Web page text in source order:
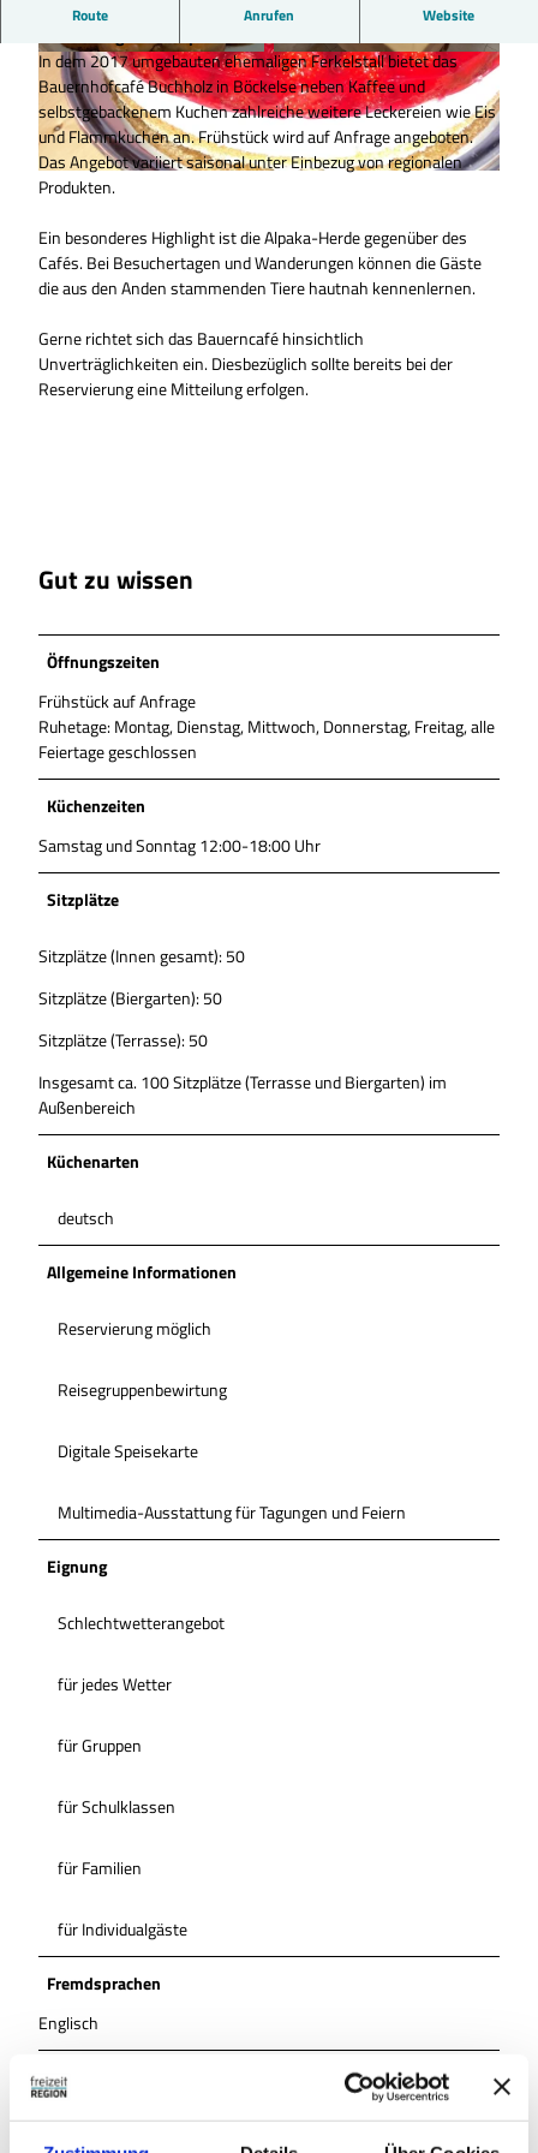
© Bauerncafé Buchholz |
© Bauerncafé Buchholz |CC-BY © Bauerncafé Buchholz |CC0
Route Anrufen Website
Bauerncafé Buchholz - idyllisch gelegenes Café und
In dem 2017 umgebauten ehemaligen Ferkelstall bietet das
Bauernhofcafé Buchholz in Böckelse neben Kaffee und
selbstgebackenem Kuchen zahlreiche weitere Leckereien wie Eis
und Flammkuchen an. Frühstück wird auf Anfrage angeboten.
Das Angebot variiert saisonal unter Einbezug von regionalen
Produkten.
Ein besonderes Highlight ist die Alpaka-Herde gegenüber des
Cafés. Bei Besuchertagen und Wanderungen können die Gäste
die aus den Anden stammenden Tiere hautnah kennenlernen.
Gerne richtet sich das Bauerncafé hinsichtlich
Unverträglichkeiten ein. Diesbezüglich sollte bereits bei der
Reservierung eine Mitteilung erfolgen.
Gut zu wissen
Öffnungszeiten
Frühstück auf Anfrage
Ruhetage: Montag, Dienstag, Mittwoch, Donnerstag, Freitag, alle
Feiertage geschlossen
Küchenzeiten
Samstag und Sonntag 12:00-18:00 Uhr
Sitzplätze
Sitzplätze (Innen gesamt): 50
Sitzplätze (Biergarten): 50
Sitzplätze (Terrasse): 50
Insgesamt ca. 100 Sitzplätze (Terrasse und Biergarten) im
Außenbereich
Küchenarten
deutsch
Allgemeine Informationen
Reservierung möglich
Reisegruppenbewirtung
Digitale Speisekarte
Multimedia-Ausstattung für Tagungen und Feiern
Eignung
Schlechtwetterangebot
für jedes Wetter
für Gruppen
für Schulklassen
für Familien
für Individualgäste
Fremdsprachen
Englisch
Ausstattung